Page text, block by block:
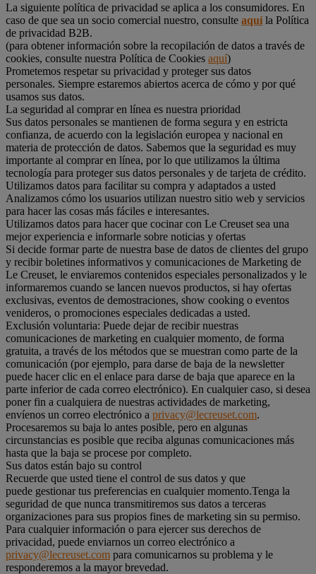
La siguiente política de privacidad se aplica a los consumidores. En
caso de que sea un socio comercial nuestro, consulte aquíla Política
de privacidad B2B.
(para obtener información sobre la recopilación de datos a través de
cookies, consulte nuestra Política de Cookies aquí)
Prometemos respetar su privacidad y proteger sus datos
personales. Siempre estaremos abiertos acerca de cómo y por qué
usamos sus datos.
La seguridad al comprar en línea es nuestra prioridad
Sus datos personales se mantienen de forma segura y en estricta
confianza, de acuerdo con la legislación europea y nacional en
materia de protección de datos. Sabemos que la seguridad es muy
importante al comprar en línea, por lo que utilizamos la última
tecnología para proteger sus datos personales y de tarjeta de crédito.
Utilizamos datos para facilitar su compra y adaptados a usted
Analizamos cómo los usuarios utilizan nuestro sitio web y servicios
para hacer las cosas más fáciles e interesantes.
Utilizamos datos para hacer que cocinar con Le Creuset sea una
mejor experiencia e informarle sobre noticias y ofertas
Si decide formar parte de nuestra base de datos de clientes del grupo
y recibir boletines informativos y comunicaciones de Marketing de
Le Creuset, le enviaremos contenidos especiales personalizados y le
informaremos cuando se lancen nuevos productos, si hay ofertas
exclusivas, eventos de demostraciones, show cooking o eventos
venideros, o promociones especiales dedicadas a usted.
Exclusión voluntaria: Puede dejar de recibir nuestras
comunicaciones de marketing en cualquier momento, de forma
gratuita, a través de los métodos que se muestran como parte de la
comunicación (por ejemplo, para darse de baja de la newsletter
puede hacer clic en el enlace para darse de baja que aparece en la
parte inferior de cada correo electrónico). En cualquier caso, si desea
poner fin a cualquiera de nuestras actividades de marketing,
envíenos un correo electrónico a privacy@lecreuset.com.
Procesaremos su baja lo antes posible, pero en algunas
circunstancias es posible que reciba algunas comunicaciones más
hasta que la baja se procese por completo.
Sus datos están bajo su control
Recuerde que usted tiene el control de sus datos y que
puede gestionar tus preferencias en cualquier momento.Tenga la
seguridad de que nunca transmitiremos sus datos a terceras
organizaciones para sus propios fines de marketing sin su permiso.
Para cualquier información o para ejercer sus derechos de
privacidad, puede enviarnos un correo electrónico a
privacy@lecreuset.com para comunicarnos su problema y le
responderemos a la mayor brevedad.